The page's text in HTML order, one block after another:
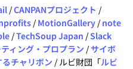
/CANPANプロジェクト /
/ MotionGallery / note
/TechSoup Japan /Slack
ィング・プロプラン /サイボ
チャリボン / ルビ財団「ルビ